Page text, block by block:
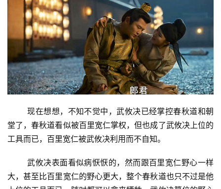
投
每
日
现在想想，不知不觉中，武攸决已经掌控春秋道和朝
堂了，春秋道看似被百里宽仁掌权，但也成了武攸决上位的
工具而已，百里宽仁被武攸决利用而不自知。
武攸决表面看似病恹恹的，然而跟百里宽仁野心一样
大，甚至比百里宽仁的野心更大，整个春秋道也只不过是他